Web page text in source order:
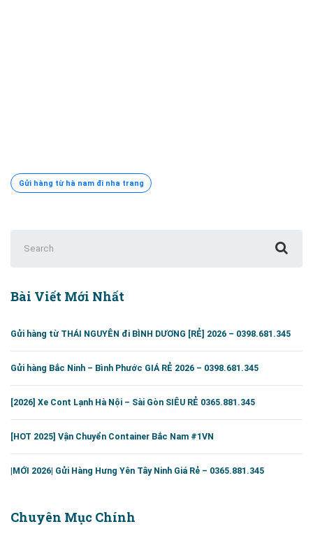
Gửi hàng từ hà nam đi nha trang
for:
Bài Viết Mới Nhất
Gửi hàng từ THÁI NGUYÊN đi BÌNH DƯƠNG [RẺ] 2026 – 0398.681.345
Gửi hàng Bắc Ninh – Bình Phước GIÁ RẺ 2026 – 0398.681.345
[2026] Xe Cont Lạnh Hà Nội – Sài Gòn SIÊU RẺ 0365.881.345
[HOT 2025] Vận Chuyển Container Bắc Nam #1VN
|MỚI 2026| Gửi Hàng Hưng Yên Tây Ninh Giá Rẻ – 0365.881.345
Chuyên Mục Chính